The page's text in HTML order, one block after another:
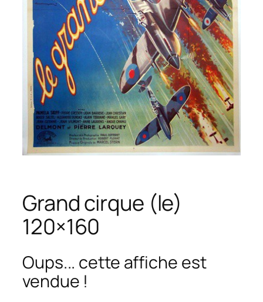
Grand cirque (le)
120×160
Oups... cette affiche est
vendue !